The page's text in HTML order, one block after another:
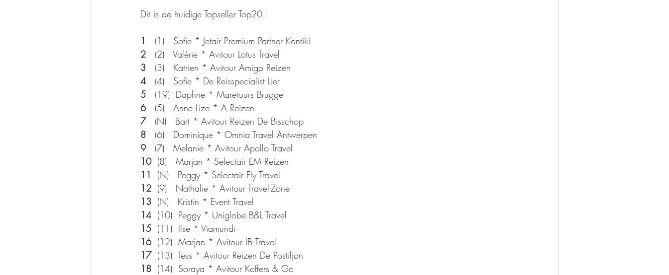
Dit is de huidige Topseller Top20 :
1
   (1)   Sofie * Jetair Premium Partner Kontiki
2
   (2)   Valérie * Avitour Lotus Travel
3
   (3)   Katrien * Avitour Amigo Reizen
4
   (4)   Sofie * De Reisspecialist Lier
5
  (19)  Daphne * Maretours Brugge
6
   (5)   Anne Lize * A Reizen
7
  (N)   Bart * Avitour Reizen De Bisschop
8
   (6)   Dominique * Omnia Travel Antwerpen
9
   (7)   Melanie * Avitour Apollo Travel
10 (8)   Marjan * Selectair EM Reizen
11
(N)   Peggy * Selectair Fly Travel
12 (9)   Nathalie * Avitour Travel-Zone
13 (N)   Kristin * Event Travel
14 (10)  Peggy * Uniglobe B&L Travel
15 (11)  Ilse * Viamundi
16
  (12)  Marjan * Avitour IB Travel
17
  (13)  Tess * Avitour Reizen De Postiljon
18
  (14)  Soraya * Avitour Koffers & Go